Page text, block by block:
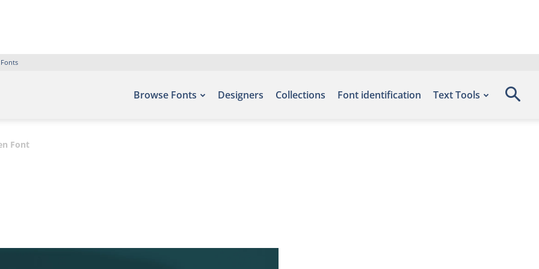
Browse Fonts Designers Collections Font identification Text Tools
Font